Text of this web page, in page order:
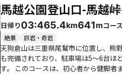
絶景に感動し、思わず写真を撮り続ける方も多いようです。 また、周辺には道の駅海山
す。特に「さんまたつた丼」は、登山
しており、登山後の観光も楽しめます。 季節ごとの魅力もあり、春には河津桜が咲き誇り、秋には紅葉が美しい景観を作り出します。
し、熊や滑りやすい道に注意が必要で
供してくれることでしょう。
馬越公園登山口-馬越
日帰り03:465.4km641mコー
絶景 巨岩・奇岩
天狗倉山は三重県尾鷲市に位置し、熊
も完備されており、駐車場は5〜6台ほ
す。 このコースは、初心者から健脚者まで楽しめる内容で、特に海を眺めながらの登山は心を癒してくれます。登り始めてすぐに鳥の声が